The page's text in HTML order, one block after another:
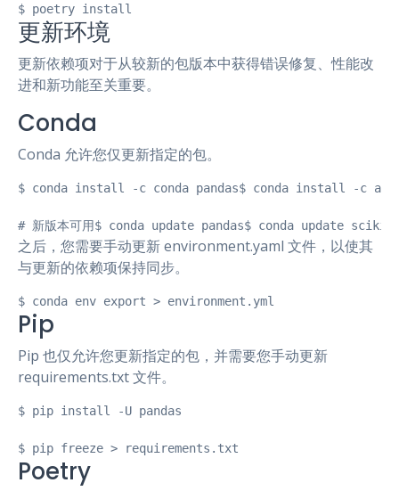
$ poetry install
更新环境
更新依赖项对于从较新的包版本中获得错误修复、性能改
进和新功能至关重要。
Conda
Conda 允许您仅更新指定的包。
$ conda install -c conda pandas$ conda install -c
# 新版本可用$ conda update pandas$ conda update
之后，您需要手动更新 environment.yaml 文件，以使其
与更新的依赖项保持同步。
$ conda env export > environment.yml
Pip
Pip 也仅允许您更新指定的包，并需要您手动更新
requirements.txt 文件。
$ pip install -U pandas
$ pip freeze > requirements.txt
Poetry